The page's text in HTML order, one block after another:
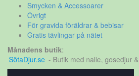
Smycken & Accessoarer
Övrigt
För gravida föräldrar & bebisar
Gratis tävlingar på nätet
Månadens butik:
SötaDjur.se - Butik med nalle, gosedjur